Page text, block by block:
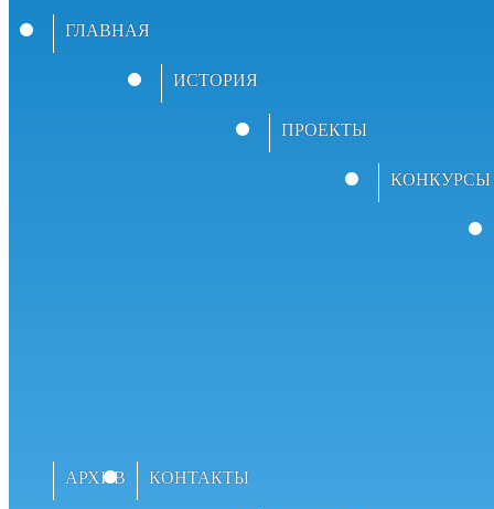
ГЛАВНАЯ
ИСТОРИЯ
ПРОЕКТЫ
КОНКУРСЫ
АРХИВ КОНТАКТЫ